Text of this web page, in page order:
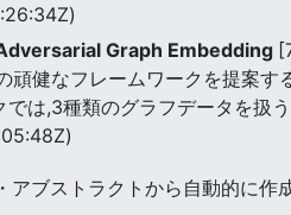
Graph Embedding
健なフレームワークを提案
は,3種類のグラフデータを扱
ブストラクトから自動的に作